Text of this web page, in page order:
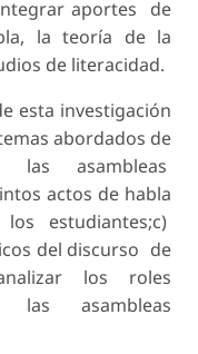
aportes de
la teoría de la
de literacidad.
esta investigación
abordados de
las asambleas
actos de habla
estudiantes;c)
del discurso de
los roles
las asambleas